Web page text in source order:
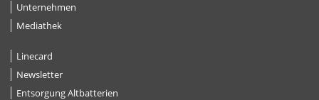
Unternehmen
Mediathek
Linecard
Newsletter
Entsorgung Altbatterien